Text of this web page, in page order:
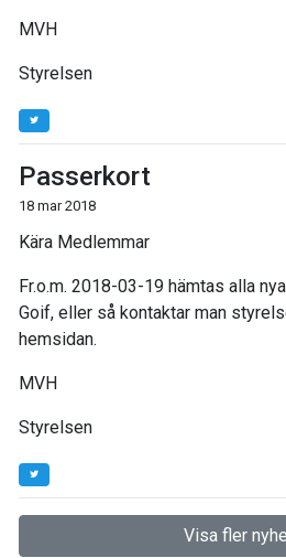
MVH
Styrelsen
Passerkort
18 mar 2018
Kära Medlemmar
Fr.o.m. 2018-03-19 hämtas alla
Goif, eller så kontaktar man
hemsidan.
MVH
Styrelsen
Visa fler